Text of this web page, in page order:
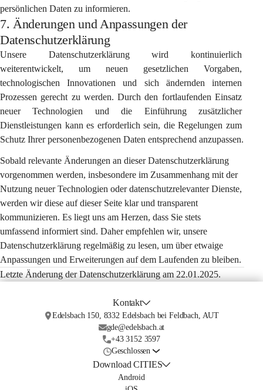
persönlichen Daten zu informieren.
7. Änderungen und Anpassungen der
Datenschutzerklärung
Unsere Datenschutzerklärung wird kontinuierlich
weiterentwickelt, um neuen gesetzlichen Vorgaben,
technologischen Innovationen und sich ändernden internen
Prozessen gerecht zu werden. Durch den fortlaufenden Einsatz
neuer Technologien und die Einführung zusätzlicher
Dienstleistungen kann es erforderlich sein, die Regelungen zum
Schutz Ihrer personenbezogenen Daten entsprechend anzupassen.
Sobald relevante Änderungen an dieser Datenschutzerklärung
vorgenommen werden, insbesondere im Zusammenhang mit der
Nutzung neuer Technologien oder datenschutzrelevanter Dienste,
werden wir diese auf dieser Seite klar und transparent
kommunizieren. Es liegt uns am Herzen, dass Sie stets
umfassend informiert sind. Daher empfehlen wir, unsere
Datenschutzerklärung regelmäßig zu lesen, um über etwaige
Anpassungen und Erweiterungen auf dem Laufenden zu bleiben.
Letzte Änderung der Datenschutzerklärung am 22.01.2025.
Kontakt
Edelsbach 150, 8332 Edelsbach bei Feldbach, AUT
gde@edelsbach.at
+43 3152 3597
Geschlossen
Download CITIES
Android